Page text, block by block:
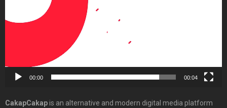
00:00 00:04
CakapCakapis an alternative and modern digital media platform